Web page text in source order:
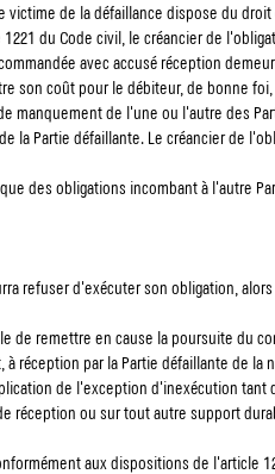
de la défaillance dispose du
du Code civil, le créancier de
avec accusé réception
son coût pour le débiteur, de bonne
manquement de l'une ou l'autre des
la Partie défaillante. Le créancier de
des obligations incombant à l'autre
refuser d'exécuter son obligation,
de remettre en cause la poursuite du
réception par la Partie défaillante de la
de l'exception d'inexécution tant
réception ou sur tout autre support
aux dispositions de l'article